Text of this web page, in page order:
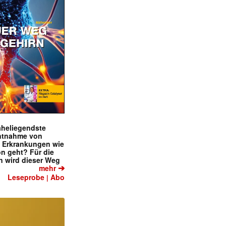
von
wie
geht? Für die
wird dieser Weg
mehr➔
Leseprobe |Abo